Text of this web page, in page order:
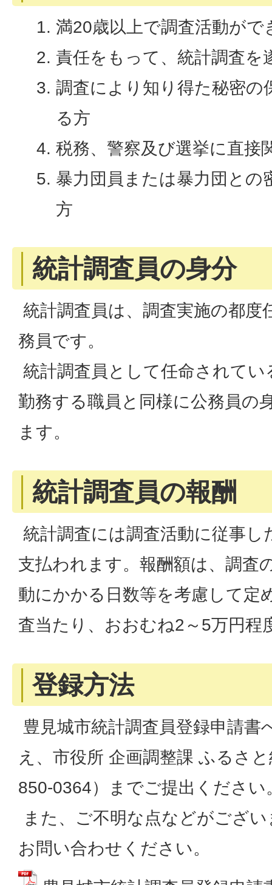
満20歳以上で調査活動がで
責任をもって、統計調査を
調査により知り得た秘密の
る方
税務、警察及び選挙に直接
暴力団員または暴力団との
方
統計調査員の身分
統計調査員は、調査実施の都度
務員です。
統計調査員として任命されて
勤務する職員と同様に公務員の
ます。
統計調査員の報酬
統計調査には調査活動に従事し
支払われます。報酬額は、調査
動にかかる日数等を考慮して定
査当たり、おおむね2～5万円程
登録方法
豊見城市統計調査員登録申請書
え、市役所 企画調整課 ふるさ
850-0364）までご提出ください
また、ご不明な点などがござ
お問い合わせください。